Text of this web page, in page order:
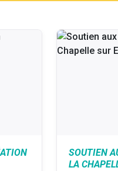
SOUTIEN
LA